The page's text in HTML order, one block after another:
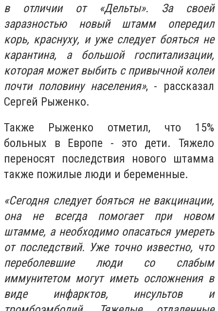
в отличии от «Дельты». За своей
заразностью новый штамм опередил
корь, краснуху, и уже следует бояться не
карантина, а большой госпитализации,
которая может выбить с привычной колеи
почти половину населения», - рассказал
Сергей Рыженко.
Также Рыженко отметил, что 15%
больных в Европе - это дети. Тяжело
переносят последствия нового штамма
также пожилые люди и беременные.
«Сегодня следует бояться не вакцинации,
она не всегда помогает при новом
штамме, а необходимо опасаться умереть
от последствий. Уже точно известно, что
переболевшие люди со слабым
иммунитетом могут иметь осложнения в
виде инфарктов, инсультов и